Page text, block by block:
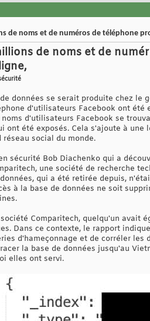
de noms et de numéros de téléphone
de noms et de
données se serait produite chez le
d'utilisateurs Facebook ont été
d'utilisateurs Facebook se
ont été exposés. Cela s'ajoute à
réseau social du monde.
sécurité Bob Diachenko qui a
une société de recherche
qui a été retirée depuis,
à la base de données ne soit
Comparitech, quelqu'un avait
Dans ce contexte, le rapport
d'hameçonnage et de corréler
la base de données jusqu'au
elles ont servi.